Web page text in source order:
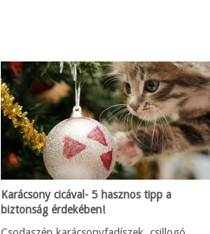
Karácsony cicával- 5 hasznos tipp a
biztonság érdekében!